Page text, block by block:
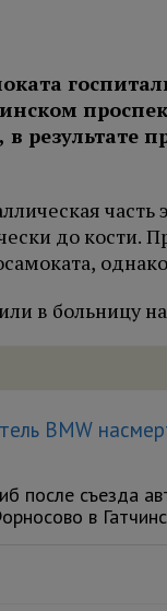
, в результате
до кости.
в больницу
BMW
после съезда
в